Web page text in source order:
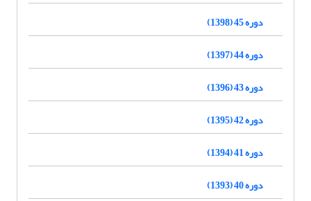
دوره 45 (1398)
دوره 44 (1397)
دوره 43 (1396)
دوره 42 (1395)
دوره 41 (1394)
دوره 40 (1393)